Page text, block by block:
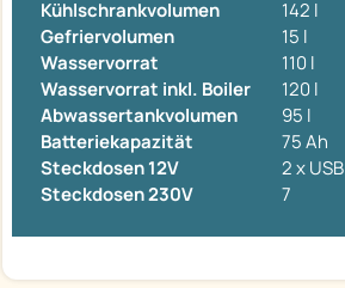
Kühlschrankvolumen
142 l
Gefriervolumen
15 l
Wasservorrat
110 l
Wasservorrat inkl. Boiler
120 l
Abwassertankvolumen
95 l
Batteriekapazität
75 Ah
Steckdosen 12V
2 x USB
Steckdosen 230V
7